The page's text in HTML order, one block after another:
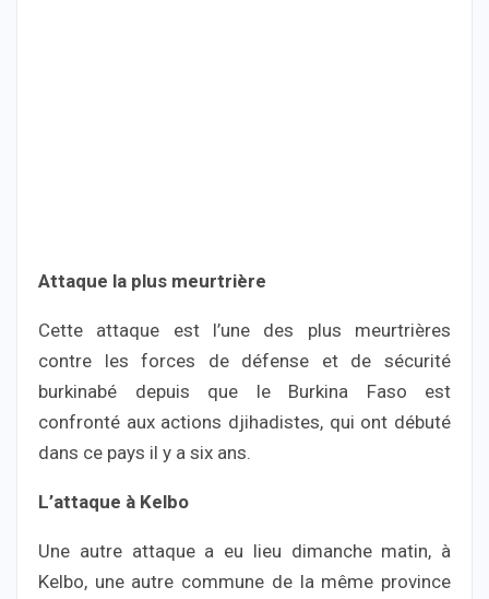
Attaque la plus meurtrière
Cette attaque est l’une des plus meurtrières
contre les forces de défense et de sécurité
burkinabé depuis que le Burkina Faso est
confronté aux actions djihadistes, qui ont débuté
dans ce pays il y a six ans.
L’attaque à Kelbo
Une autre attaque a eu lieu dimanche matin, à
Kelbo, une autre commune de la même province